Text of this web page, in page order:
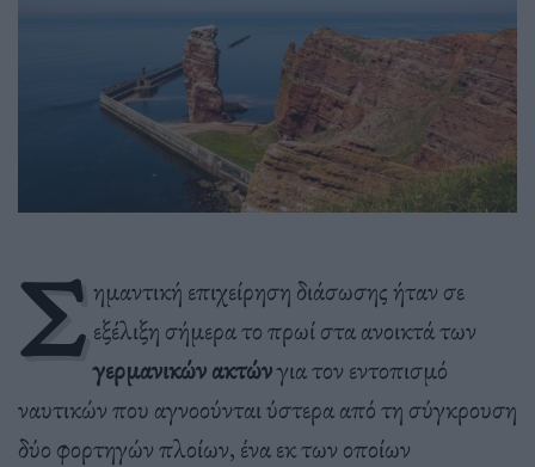
Σ ημαντική επιχείρηση διάσωσης ήταν σε
εξέλιξη σήμερα το πρωί στα ανοικτά των
γερμανικών ακτώνγια τον εντοπισμό
ναυτικών που αγνοούνται ύστερα από τη σύγκρουση
δύο φορτηγών πλοίων, ένα εκ των οποίων